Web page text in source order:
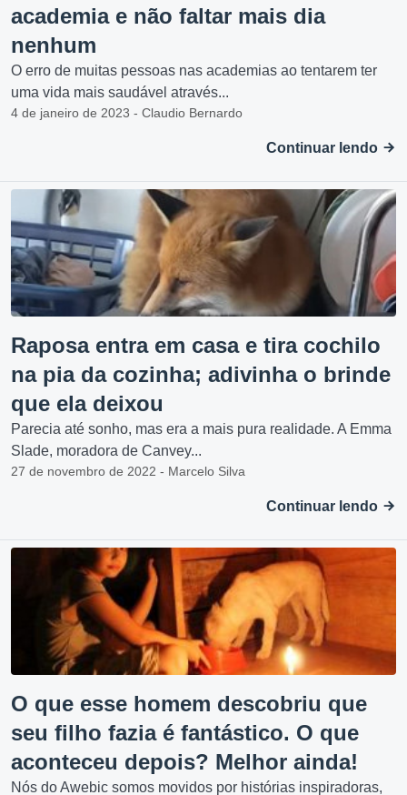
academia e não faltar mais dia
nenhum
O erro de muitas pessoas nas academias ao tentarem ter
uma vida mais saudável através...
4 de janeiro de 2023 - Claudio Bernardo
Continuar lendo
Raposa entra em casa e tira cochilo
na pia da cozinha; adivinha o brinde
que ela deixou
Parecia até sonho, mas era a mais pura realidade. A Emma
Slade, moradora de Canvey...
27 de novembro de 2022 - Marcelo Silva
Continuar lendo
O que esse homem descobriu que
seu filho fazia é fantástico. O que
aconteceu depois? Melhor ainda!
Nós do Awebic somos movidos por histórias inspiradoras,